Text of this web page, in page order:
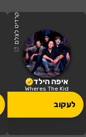
איפה הילד
מתי?21:00 | 03.06
איפה?בנימינה
כמה עולה?
קרדיט לצלם
איפה הילד
Wheres The Kid
לעקוב